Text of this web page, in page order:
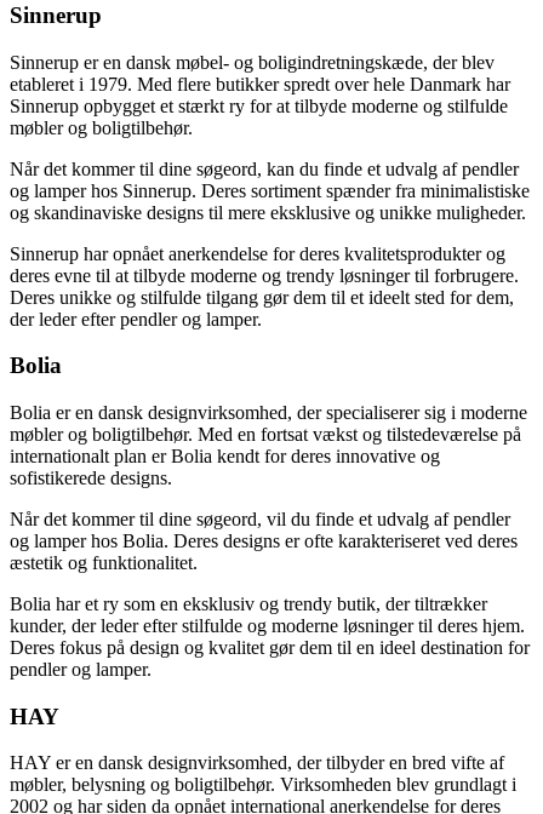
Sinnerup
Sinnerup er en dansk møbel- og boligindretningskæde, der blev
etableret i 1979. Med flere butikker spredt over hele Danmark har
Sinnerup opbygget et stærkt ry for at tilbyde moderne og stilfulde
møbler og boligtilbehør.
Når det kommer til dine søgeord, kan du finde et udvalg af pendler
og lamper hos Sinnerup. Deres sortiment spænder fra minimalistiske
og skandinaviske designs til mere eksklusive og unikke muligheder.
Sinnerup har opnået anerkendelse for deres kvalitetsprodukter og
deres evne til at tilbyde moderne og trendy løsninger til forbrugere.
Deres unikke og stilfulde tilgang gør dem til et ideelt sted for dem,
der leder efter pendler og lamper.
Bolia
Bolia er en dansk designvirksomhed, der specialiserer sig i moderne
møbler og boligtilbehør. Med en fortsat vækst og tilstedeværelse på
internationalt plan er Bolia kendt for deres innovative og
sofistikerede designs.
Når det kommer til dine søgeord, vil du finde et udvalg af pendler
og lamper hos Bolia. Deres designs er ofte karakteriseret ved deres
æstetik og funktionalitet.
Bolia har et ry som en eksklusiv og trendy butik, der tiltrækker
kunder, der leder efter stilfulde og moderne løsninger til deres hjem.
Deres fokus på design og kvalitet gør dem til en ideel destination for
pendler og lamper.
HAY
HAY er en dansk designvirksomhed, der tilbyder en bred vifte af
møbler, belysning og boligtilbehør. Virksomheden blev grundlagt i
2002 og har siden da opnået international anerkendelse for deres